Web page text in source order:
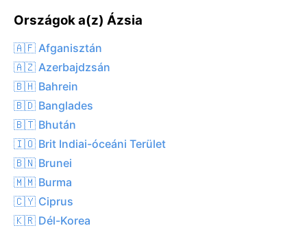
Országok a(z) Ázsia
🇦🇫 Afganisztán
🇦🇿 Azerbajdzsán
🇧🇭 Bahrein
🇧🇩 Banglades
🇧🇹 Bhután
🇮🇴 Brit Indiai-óceáni Terület
🇧🇳 Brunei
🇲🇲 Burma
🇨🇾 Ciprus
🇰🇷 Dél-Korea